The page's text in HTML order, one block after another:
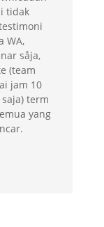
tidak
WA,
såja,
(team
jam 10
term
yang